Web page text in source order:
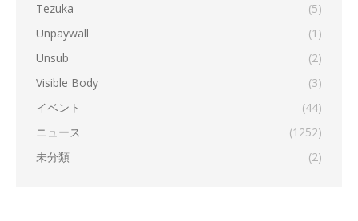
Tezuka
(5)
Unpaywall
(1)
Unsub
(2)
Visible Body
(3)
イベント
(44)
ニュース
(1252)
未分類
(2)